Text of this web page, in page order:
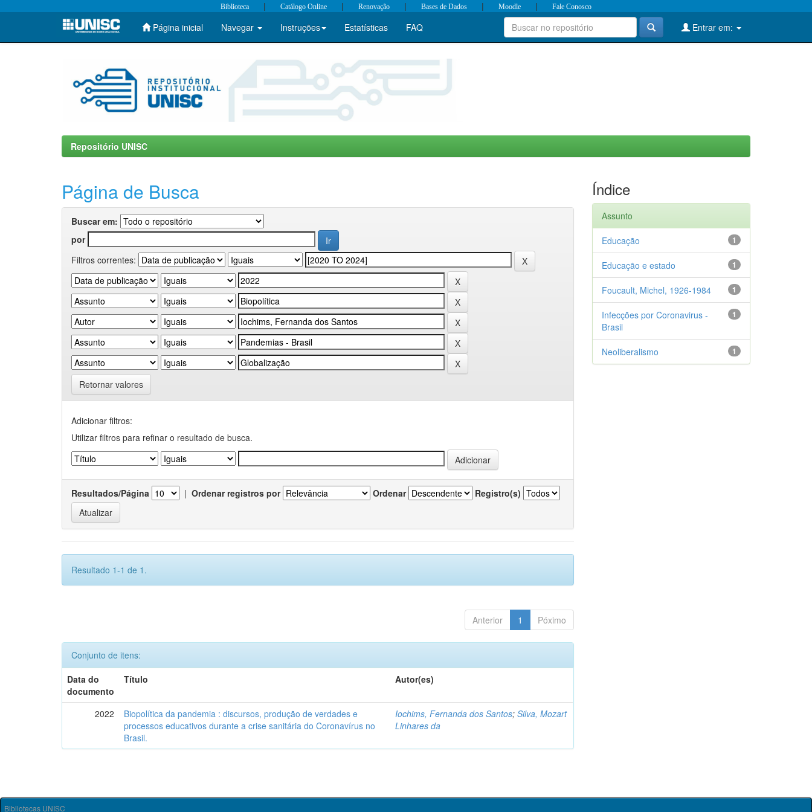
Skip
Biblioteca | Catálogo Online | Renovação | Bases de Dados | Moodle | Fale Conosco
Página inicial Navegar Instruções Estatísticas FAQ Entrar em:
Repositório UNISC
Página de Busca
Buscar em:
por
Filtros correntes:
Retornar valores
Adicionar filtros:
Utilizar filtros para refinar o resultado de busca.
Resultados/Página | Ordenar registros por Ordenar Registro(s)
Resultado 1-1 de 1.
Anterior 1 Póximo
Conjunto de itens:
Data do
documento
Título Autor(es)
2022
Biopolítica da pandemia : discursos, produção de verdades e
processos educativos durante a crise sanitária do Coronavírus no
Brasil.
Iochims, Fernanda dos Santos;Silva, Mozart
Linhares da
Índice
Assunto
1
Educação
1
Educação e estado
1
Foucault, Michel, 1926-1984
1
Infecções por Coronavirus -
Brasil
1
Neoliberalismo
Bibliotecas UNISC